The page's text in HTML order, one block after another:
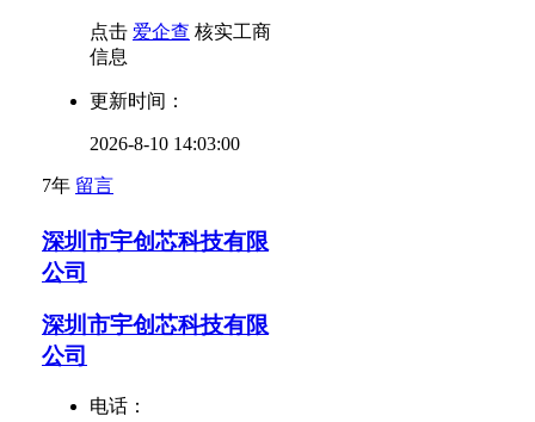
点击 爱企查 核实工商
信息
更新时间：
2026-8-10 14:03:00
7年 留言
深圳市宇创芯科技有限
公司
深圳市宇创芯科技有限
公司
电话：